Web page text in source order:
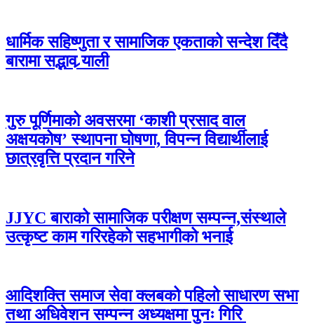
धार्मिक सहिष्णुता र सामाजिक एकताको सन्देश दिँदै
बारामा सद्भाव र्‍याली
गुरु पूर्णिमाको अवसरमा ‘काशी प्रसाद वाल
अक्षयकोष’ स्थापना घोषणा, विपन्न विद्यार्थीलाई
छात्रवृत्ति प्रदान गरिने
JJYC बाराको सामाजिक परीक्षण सम्पन्न,संस्थाले
उत्कृष्ट काम गरिरहेको सहभागीको भनाई
आदिशक्ति समाज सेवा क्लबको पहिलो साधारण सभा
तथा अधिवेशन सम्पन्न अध्यक्षमा पुनः गिरि